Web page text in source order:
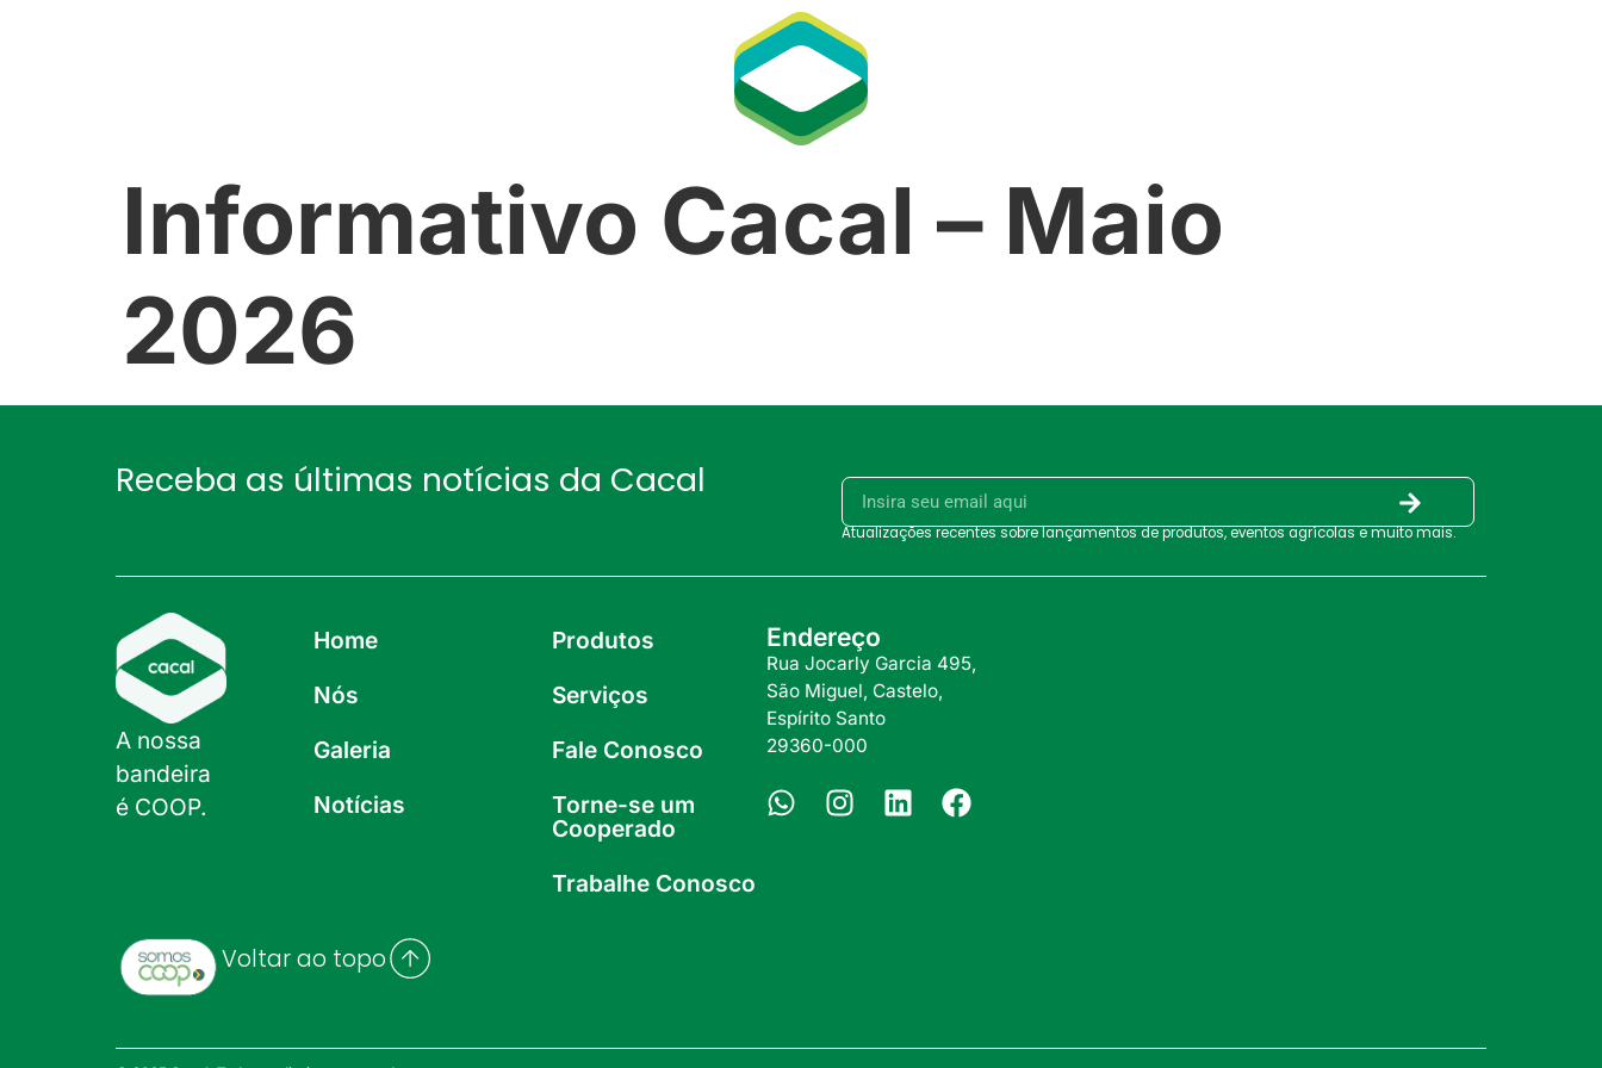
Informativo Cacal – Maio
2026
Receba as últimas notícias da Cacal
Atualizações recentes sobre lançamentos de produtos, eventos agrícolas e muito mais.
A nossa
bandeira
é COOP.
Home
Nós
Galeria
Notícias
Produtos
Serviços
Fale Conosco
Torne-se um
Cooperado
Trabalhe Conosco
Endereço
Rua Jocarly Garcia 495,
São Miguel, Castelo,
Espírito Santo
29360-000
Voltar ao topo